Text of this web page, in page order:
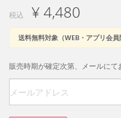
税込 ¥ 4,480
送料無料対象（WEB・アプリ会員
販売時期が確定次第、メールにて